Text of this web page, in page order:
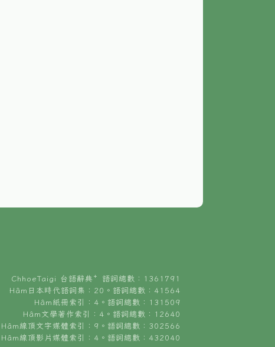
ChhoeTaigi 台語辭典⁺ 語詞總數：1361791
Hâm日本時代語詞集：20。語詞總數：41564
Hâm紙冊索引：4。語詞總數：131509
Hâm文學著作索引：4。語詞總數：12640
Hâm線頂文字媒體索引：9。語詞總數：302566
Hâm線頂影片媒體索引：4。語詞總數：432040